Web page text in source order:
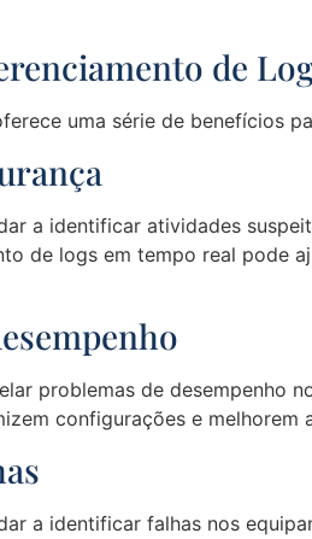
de
uma série de benefícios
a identificar atividades
de logs em tempo real pode
problemas de desempenho
configurações e melhorem
a identificar falhas nos